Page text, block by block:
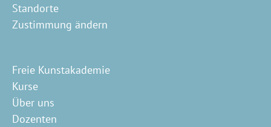
Standorte
Zustimmung ändern
Freie Kunstakademie
Kurse
Über uns
Dozenten